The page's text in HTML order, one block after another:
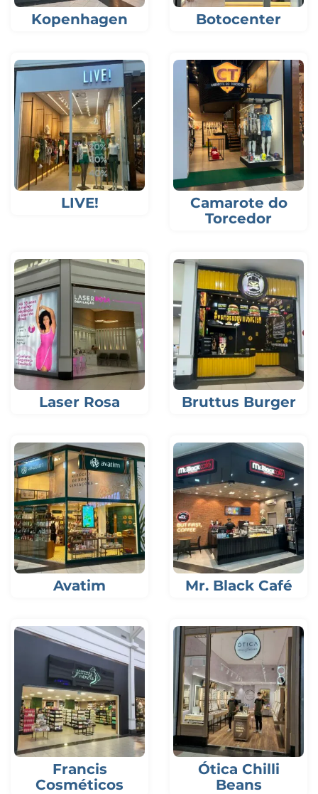
Kopenhagen Botocenter
LIVE!
Camarote do
Torcedor
Laser Rosa Bruttus Burger
Avatim Mr. Black Café
Francis
Cosméticos
Ótica Chilli
Beans